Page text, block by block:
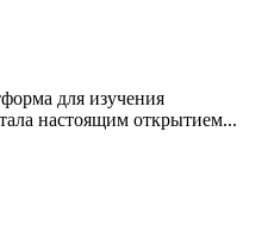
для изучения
настоящим открытием...